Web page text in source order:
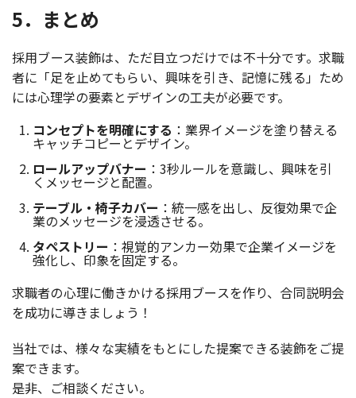
5．まとめ
採用ブース装飾は、ただ目立つだけでは不十分です。求職
者に「足を止めてもらい、興味を引き、記憶に残る」ため
には心理学の要素とデザインの工夫が必要です。
コンセプトを明確にする ：業界イメージを塗り替える
キャッチコピーとデザイン。
ロールアップバナー ：3秒ルールを意識し、興味を引
くメッセージと配置。
テーブル・椅子カバー ：統一感を出し、反復効果で企
業のメッセージを浸透させる。
タペストリー ：視覚的アンカー効果で企業イメージを
強化し、印象を固定する。
求職者の心理に働きかける採用ブースを作り、合同説明会
を成功に導きましょう！
当社では、様々な実績をもとにした提案できる装飾をご提
案できます。
是非、ご相談ください。